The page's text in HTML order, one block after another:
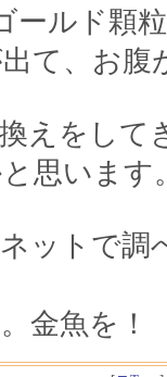
ールド顆
て、お
えをして
思います
ットで調
金魚を！